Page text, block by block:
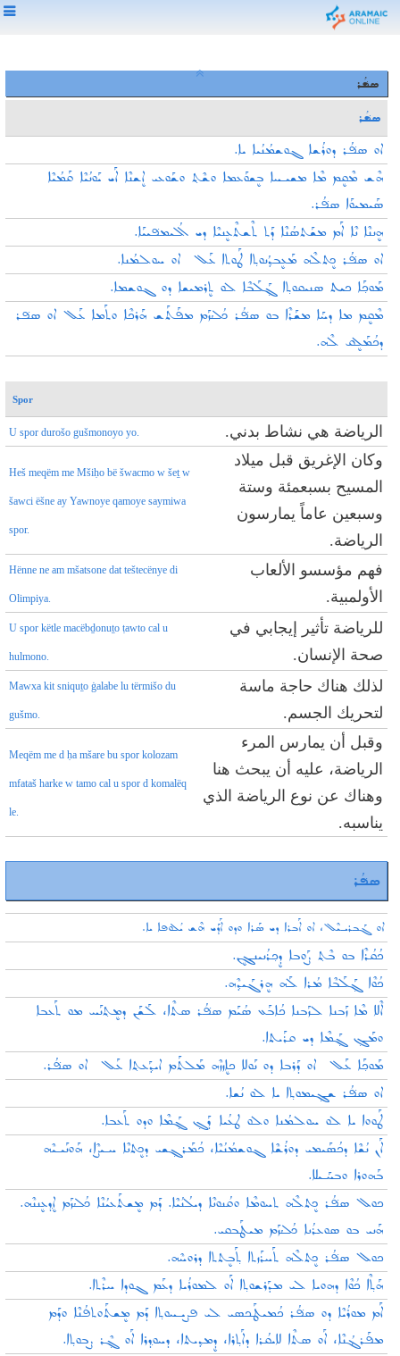
ܣܦ݁ܳܪ
ܣܦ݁ܳܪ
ܐܘ ܣܦ݁ܳܪ ܕܘܪܳܫܐ ܓܘܫܡܳܢܳܝܐ ܝܐ.
ܗܶܫ ܡܶܩܷܡ ܡܶܐ ܡܫܝـܚܐ ܒܷܫܘܰܥܡܐ ܘܫܶܬ݂ ܘܫܰܘܥܝ ܐܷܫܢܶܐ ܐܰܝ ܝܰܘܢܳܝܶܐ ܩܰܡܳܝܶܐ
ܣܰܝܡܝܘܰܐ ܣܦ݁ܳܪ.
ܗܷܢܢܶܐ ܢܶܐ ܐܰܡ ܡܫܰܬܣܳܢܶܐ ܕܰܬ ܬܶܫܬܶܥܷܢܝܶܐ ܕܝ ܐܳܠܝܡܦ݁ܝܝܰܐ.
ܐܘ ܣܦ݁ܳܪ ܟܷܬܠܶܗ ܡܰܥܷܒܕ݂ܳܢܘܬ݂ܐ ܛܰܘܬܐ ܥܰܠ ܐܘ ܚܘܠܡܳܢܐ.
ܡܰܘܟ݂ܰܐ ܟܝܬ ܣܢܝܩܘܬ݂ܐ ܓ݂ܰܠܰܒܶܐ ܠܘ ܬܷܪܡܝܫܐ ܕܘ ܓܘܫܡܐ.
ܡܶܩܷܡ ܡܐ ܕܚܰܐ ܡܫܰܪܶܐ ܒܘ ܣܦ݁ܳܪ ܟܳܠܳܙܰܡ ܡܦܰܬܰܫ ܗܰܪܟܶܐ ܘܬܰܡܐ ܥܰܠ‌ ܐܘ ܣܦ݁ܪ
ܕܟܳܡܰܠܷܩ ܠܶܗ.
Spor
الرياضة هي نشاط بدني. U spor durošo gušmonoyo yo.
وكان الإغريق قبل ميلاد
المسيح بسبعمئة وستة
وسبعين عاماً يمارسون
الرياضة.
Heš meqëm me Mšiḥo bё šwacmo w šeṯ w
šawci ëšne ay Yawnoye qamoye saymiwa
spor.
فهم مؤسسو الألعاب
الأولمبية.
Hënne ne am mšatsone dat teštecënye di
Olimpiya.
للرياضة تأثير إيجابي في
صحة الإنسان.
U spor këtle macëbḏonuṯo ṭawto cal u
hulmono.
لذلك هناك حاجة ماسة
لتحريك الجسم.
Mawxa kit sniquṯo ġalabe lu tërmišo du
gušmo.
وقبل أن يمارس المرء
الرياضة، عليه أن يبحث هنا
وهناك عن نوع الرياضة الذي
يناسبه.
Meqëm me d ḥa mšare bu spor kolozam
mfataš harke w tamo cal u spor d komalëq
le.
ܣܦ݁ܳܪ
ܐܘ ܓܰܒܪܝـܝܶܠ، ܐܘ ܐܰܒܪܐ ܕܝ ܣܰܪܐ ܘܕܘ ܐܰܕܰܝ ܗܶܫ ܝܳܠܘܦܐ ܝܐ.
ܟܳܩܳܪܶܐ ܒܘ ܒܶܬ݂ ܨܰܘܒܐ ܕܷܟ݂ܪܳܢܝܢܓܷܢ.
ܟܳܘܶܐ ܓ݂ܰܠܰܒܶܐ ܡܳܪܐ ܠܰܗ ܗܷܪܓܰܝܕ݂ܶܗ.
ܐܶܠܐ ܡܶܐ ܙܰܒܢܐ ܠܙܰܒܢܐ ܟܳܐܒܰܥ ܣܳܝܰܡ ܣܦ݁ܳܪ ܣܬܶܐ، ܠܰܫܰܢ ܕܡܷܬ݂ܢܰܚ ܡܘ ܬܰܥܒܐ
ܘܡܰܓ݂ ܓ݂ܰܡܶܐ ܕܝ ܩܪܰܝܬܐ.
ܡܰܘܟ݂ܰܐ ܥܰܠ ܐܘ ܕܰܪܒܐ ܕܘ ܢܰܘܠܐ ܟܐܷܙܙܶܗ ܡܰܠܬܰܡ ܐܝܕ݂ܰܥܬ݂ܐ ܥܰܠ ܐܘ ܣܦ݁ܳܪ.
ܐܘ ܣܦ݁ܳܪ ܫܓ݂ܝܡܘܬ݂ܐ ܝܐ ܠܘ ܢܳܫܐ.
ܛܰܘܘܐ ܝܐ ܠܘ ܚܘܠܡܳܢܐ ܘܠܘ ܛܥܳܝܐ ܕܰܓ݂ ܓ݂ܰܡܶܐ ܘܕܘ ܬܰܥܒܐ.
ܐܰܢ ܢܳܫܶܐ ܕܟܳܣܰܝܡܝ ܕܘܪܳܫܶܐ ܓܘܫܡܳܢܳܝܶܐ، ܟܳܡܰܪܓ݂ܫܝ ܕܟܷܬܢܶܐ ܚـܝܨܶܐ، ܗܰܘܢܰܝـܝܶܗ
ܒܰܗܘܪܐ ܘܒܚܰـܝܠܐ.
ܟܘܠ ܣܦ݁ܳܪ ܟܷܬܠܶܗ ܬܚܘܡܶܐ ܘܩܳܢܘܢܶܐ ܕܝܠܳܢܳܝܶܐ. ܕܰܡ ܡܷܫܬܰܥܝܳܢܶܐ ܟܳܠܳܙܰܡ ܐܷܕ݂ܥܷܢܢܶܗ.
ܗܰܢܝ ܒܘ ܣܘܥܪܳܢܐ ܟܳܠܳܙܰܡ ܡܝܛܰܒܩܝ.
ܟܘܠ ܣܦ݁ܳܪ ܟܷܬܠܶܗ ܬܰܚܪܰܙܬܐ ܬ݂ܰܒܷܬܬܐ ܕܪܘܚܶܗ.
ܗܰܬ݂ܶܐ ܟܳܘܶܐ ܕܗܘܝܐ ܠܝ ܡܕܰܪܫܘܬ݂ܐ ܐܰܘ ܠܡܘܪܳܝܐ ܕܥܰܡ ܓܘܕܐ ܚܪܶܬܐ.
ܐܰܡ ܡܘܪܳܝܶܐ ܕܘ ܣܦ݁ܳܪ ܟܳܡܝܛܰܟܣܝ ܠܝ ܦܨܝـܚܘܬ݂ܐ ܕܰܡ ܡܷܫܬܰܘܬܦܳܢܶܐ ܘܕܰܡ
ܡܦܰܪܔܳܢܶܐ، ܐܰܘ ܣܬܶܐ ܠܐܝܩܳܪܐ ܕܐܰܬ݂ܪܐ، ܕܷܡܕ݂ܝܬܐ، ܕܚܘܕ݂ܪܐ ܐܰܘ ܓ݂ܶܪ ܨܒܘܬ݂ܐ.